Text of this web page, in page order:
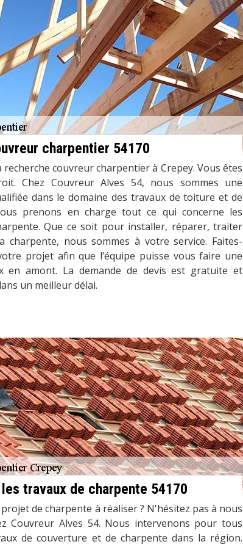
charpentier 54170
recherche couvreur charpentier à Crepey. Vous êtes
Chez Couvreur Alves 54, nous sommes une
dans le domaine des travaux de toiture et de
prenons en charge tout ce qui concerne les
Que ce soit pour installer, réparer, traiter
charpente, nous sommes à votre service. Faites-
projet afin que l’équipe puisse vous faire une
en amont. La demande de devis est gratuite et
un meilleur délai.
travaux de charpente 54170
de charpente à réaliser ? N'hésitez pas à nous
Couvreur Alves 54. Nous intervenons pour tous
de couverture et de charpente dans la région.